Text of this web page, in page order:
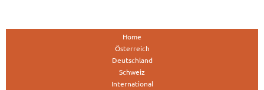
Home
Österreich
Deutschland
Schweiz
International